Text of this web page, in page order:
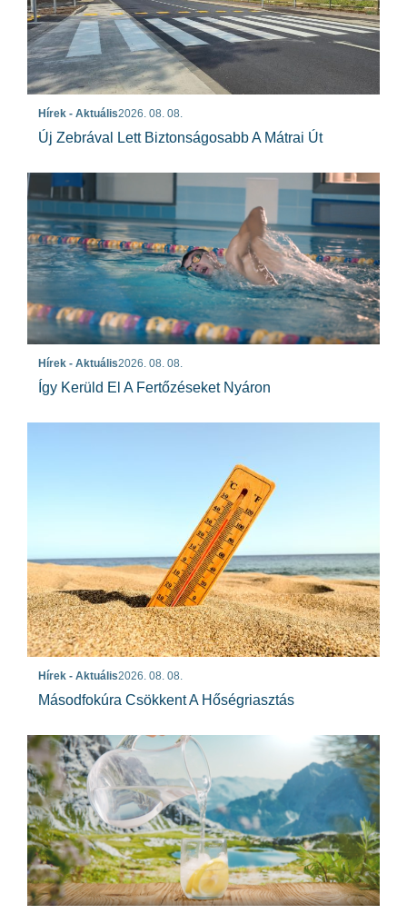
Hírek - Aktuális2026. 08. 08.
Új Zebrával Lett Biztonságosabb A Mátrai Út
Hírek - Aktuális2026. 08. 08.
Így Kerüld El A Fertőzéseket Nyáron
Hírek - Aktuális2026. 08. 08.
Másodfokúra Csökkent A Hőségriasztás